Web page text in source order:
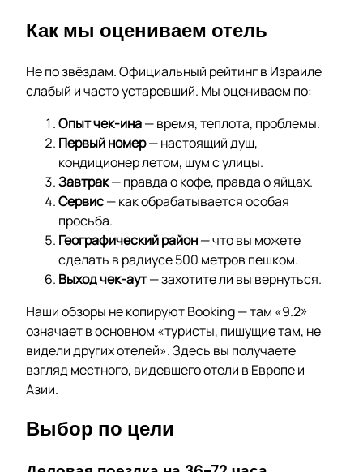
Как мы оцениваем отель
Не по звёздам. Официальный рейтинг в Израиле
слабый и часто устаревший. Мы оцениваем по:
Опыт чек-ина— время, теплота, проблемы.
Первый номер— настоящий душ,
кондиционер летом, шум с улицы.
Завтрак— правда о кофе, правда о яйцах.
Сервис— как обрабатывается особая
просьба.
Географический район— что вы можете
сделать в радиусе 500 метров пешком.
Выход чек-аут— захотите ли вы вернуться.
Наши обзоры не копируют Booking — там «9.2»
означает в основном «туристы, пишущие там, не
видели других отелей». Здесь вы получаете
взгляд местного, видевшего отели в Европе и
Азии.
Выбор по цели